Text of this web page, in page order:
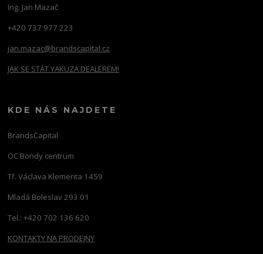
Ing. Jan Mazač
+420 737 977 223
jan.mazac@brandscapital.cz
JAK SE STÁT YAKUZA DEALEREM!
KDE NÁS NAJDETE
BrandsCapital
OC Bondy centrum
Tř. Václava Klementa 1459
Mladá Boleslav 293 01
Tel.: +420 702 136 620
KONTAKTY NA PRODEJNY